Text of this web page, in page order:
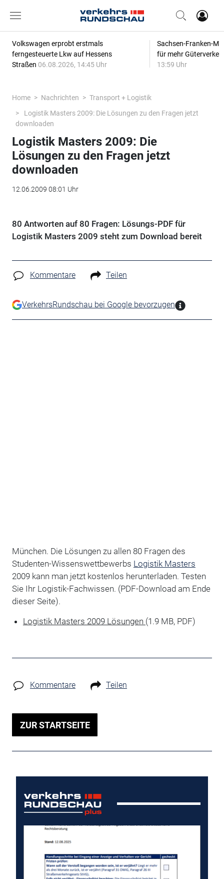
Volkswagen erprobt erstmals
ferngesteuerte Lkw auf Hessens
Straßen 06.08.2026, 14:45 Uhr
Sachsen-Franken-
für mehr
13:59 Uhr
Home Nachrichten
Transport + Logistik
Logistik Masters 2009: Die Lösungen zu den Fragen jetzt
downloaden
Logistik Masters 2009: Die
Lösungen zu den Fragen jetzt
downloaden
12.06.2009 08:01 Uhr
80 Antworten auf 80 Fragen: Lösungs-PDF für
Logistik Masters 2009 steht zum Download bereit
Kommentare Teilen
VerkehrsRundschau bei Google bevorzugen
München. Die Lösungen zu allen 80 Fragen des
Studenten-Wissenswettbewerbs Logistik Masters
2009 kann man jetzt kostenlos herunterladen. Testen
Sie Ihr Logistik-Fachwissen. (PDF-Download am Ende
dieser Seite).
Logistik Masters 2009 Lösungen (1.9 MB, PDF)
Kommentare Teilen
ZUR STARTSEITE